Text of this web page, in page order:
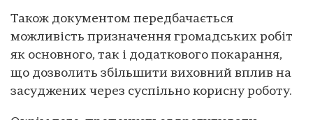
Також документом передбачається
можливість призначення громадських робіт
як основного, так і додаткового покарання,
що дозволить збільшити виховний вплив на
засуджених через суспільно корисну роботу.